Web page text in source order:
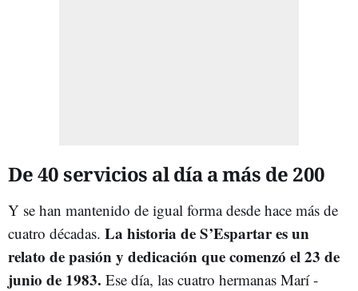
De 40 servicios al día a más de 200
Y se han mantenido de igual forma desde hace más de
cuatro décadas. La historia deS’Espartares un
relato de pasión y dedicación que comenzó el23 de
junio de 1983. Ese día, las cuatro hermanas Marí -